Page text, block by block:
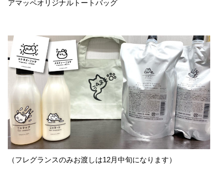
アマッペオリジナルトートバッグ
（フレグランスのみお渡しは12月中旬になります）